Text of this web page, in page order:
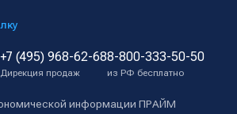
+7 (495) 968-62-68
Дирекция продаж
8-800-333-50-50
из РФ бесплатно
информации ПРАЙМ